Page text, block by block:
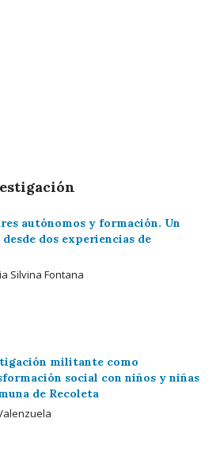
autónomos y formación. Un
dos experiencias de
Silvina Fontana
militante como
social con niños y niñas
de Recoleta